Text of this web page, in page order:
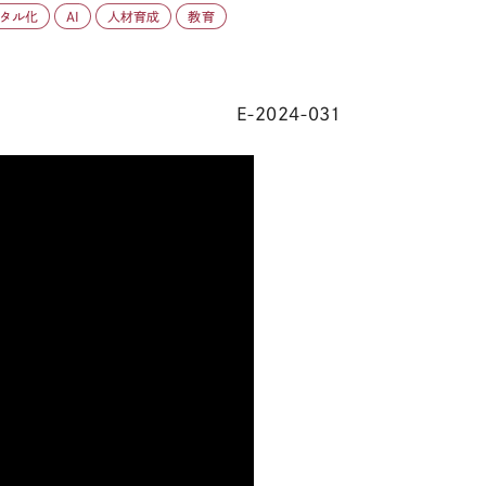
ル化 AI 人材育成 教育
E-2024-031